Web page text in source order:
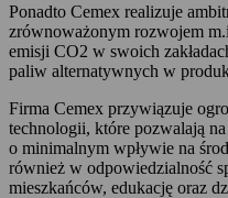
Ponadto Cemex realizuje
zrównoważonym rozwojem
emisji CO2 w swoich
paliw alternatywnych w
Firma Cemex przywiązuje
technologii, które pozwalają
o minimalnym wpływie na
również w odpowiedzialność
mieszkańców, edukację oraz